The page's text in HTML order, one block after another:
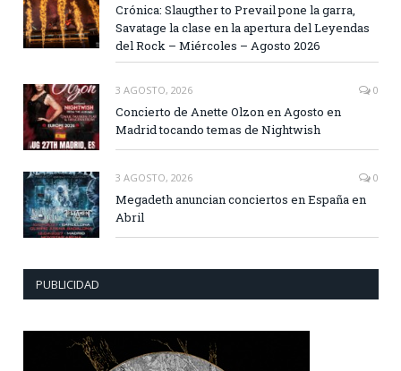
Crónica: Slaugther to Prevail pone la garra,
Savatage la clase en la apertura del Leyendas
del Rock – Miércoles – Agosto 2026
3 AGOSTO, 2026 0
Concierto de Anette Olzon en Agosto en
Madrid tocando temas de Nightwish
3 AGOSTO, 2026 0
Megadeth anuncian conciertos en España en
Abril
PUBLICIDAD